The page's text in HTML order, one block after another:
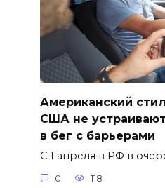
Американский
США не
в бег с барьерами
С 1 апреля в РФ в
0 118